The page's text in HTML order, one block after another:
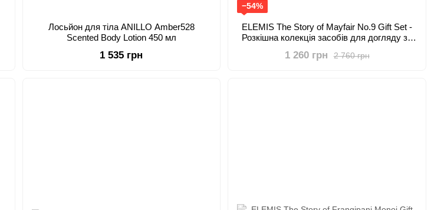
Лосьйон для тіла ANILLO Amber528
Scented Body Lotion 450 мл
1 535 грн
−54%
ELEMIS The Story of Mayfair No.9 Gift Set -
Розкішна колекція засобів для догляду за
2 760 грн
1 260 грн